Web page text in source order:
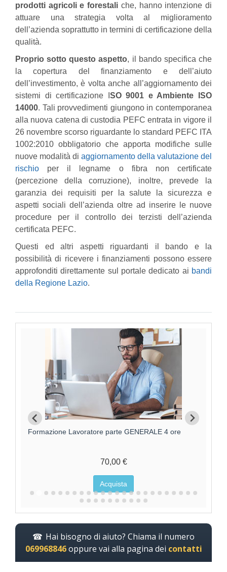
prodotti agricoli e forestali che, hanno intenzione di
attuare una strategia volta al miglioramento
dell’azienda soprattutto in termini di certificazione della
qualità.
Proprio sotto questo aspetto, il bando specifica che
la copertura del finanziamento e dell’aiuto
dell’investimento, è volta anche all’aggiornamento dei
sistemi di certificazione I SO 9001 e Ambiente ISO
14000. Tali provvedimenti giungono in contemporanea
alla nuova catena di custodia PEFC entrata in vigore il
26 novembre scorso riguardante lo standard PEFC ITA
1002:2010 obbligatorio che apporta modifiche sulle
nuove modalità di aggiornamento della valutazione del
rischio per il legname o fibra non certificate
(percezione della corruzione), inoltre, prevede la
garanzia dei requisiti per la salute la sicurezza e
aspetti sociali dell’azienda oltre ad inserire le nuove
procedure per il controllo dei terzisti dell’azienda
certificata PEFC.
Questi ed altri aspetti riguardanti il bando e la
possibilità di ricevere i finanziamenti possono essere
approfonditi direttamente sul portale dedicato ai bandi
della Regione Lazio.
Formazione Lavoratore parte GENERALE 4 ore
70,00 €
Acquista
Hai bisogno di aiuto? Chiama il numero
069968846oppure vai alla pagina dei contatti